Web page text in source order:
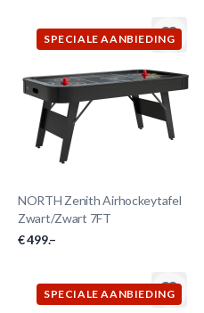
SPECIALE AANBIEDING
NORTH Zenith Airhockeytafel
Zwart/Zwart 7FT
€ 499.–
SPECIALE AANBIEDING